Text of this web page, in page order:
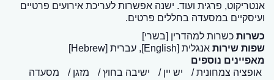
אנטריקוט, פרגית ועוד. ישנה אפשרות לעריכת אירועים פרטיים
ועיסקיים במסעדה בחללים פרטים.
כשרות כשרות למהדרין [בשרי]
שפות שירות אנגלית [English], עברית [Hebrew]
מאפיינים נוספים
אופציה צמחונית
יש יין ישיבה בחוץ מזגן
מסעדה